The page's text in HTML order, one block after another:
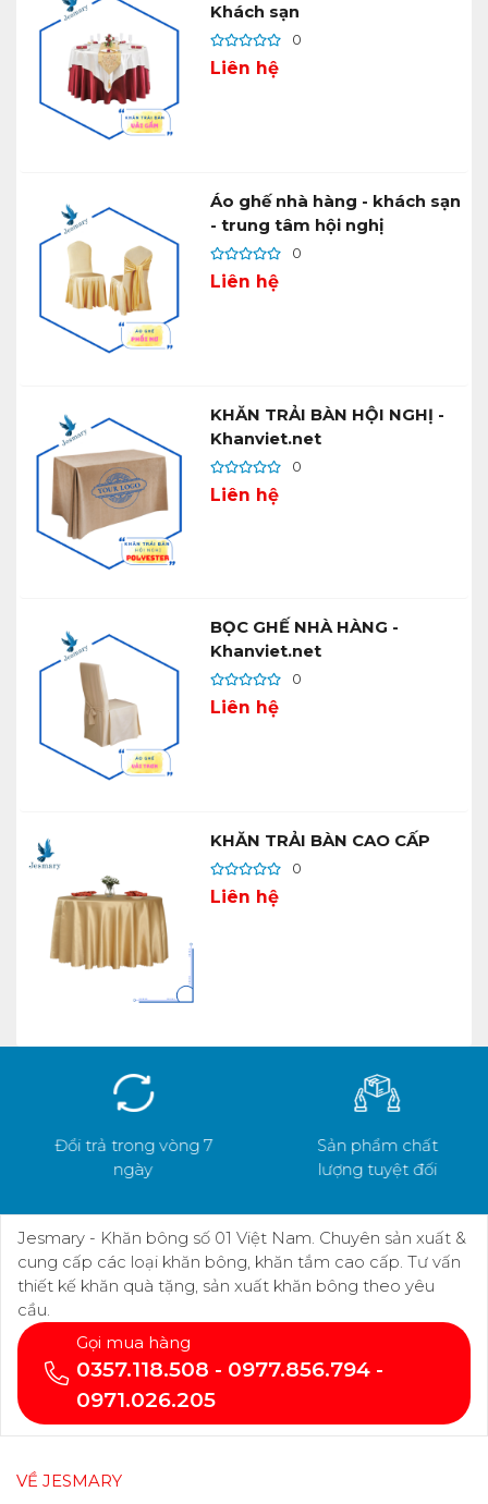
Khách sạn
0
Liên hệ
Áo ghế nhà hàng - khách sạn
- trung tâm hội nghị
0
Liên hệ
KHĂN TRẢI BÀN HỘI NGHỊ -
Khanviet.net
0
Liên hệ
BỌC GHẾ NHÀ HÀNG -
Khanviet.net
0
Liên hệ
KHĂN TRẢI BÀN CAO CẤP
0
Liên hệ
Đổi trả trong vòng 7
ngày
Sản phẩm chất
lượng tuyệt đối
Jesmary - Khăn bông số 01 Việt Nam. Chuyên sản xuất &
cung cấp các loại khăn bông, khăn tắm cao cấp. Tư vấn
thiết kế khăn quà tặng, sản xuất khăn bông theo yêu
cầu.
Gọi mua hàng
0357.118.508 - 0977.856.794 -
0971.026.205
VỀ JESMARY